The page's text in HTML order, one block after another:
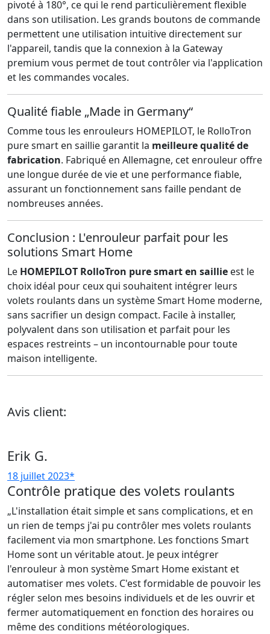
pivoté à 180°, ce qui le rend particulièrement flexible
dans son utilisation. Les grands boutons de commande
permettent une utilisation intuitive directement sur
l'appareil, tandis que la connexion à la Gateway
premium vous permet de tout contrôler via l'application
et les commandes vocales.
Qualité fiable „Made in Germany“
Comme tous les enrouleurs HOMEPILOT, le RolloTron
pure smart en saillie garantit la meilleure qualité de
fabrication. Fabriqué en Allemagne, cet enrouleur offre
une longue durée de vie et une performance fiable,
assurant un fonctionnement sans faille pendant de
nombreuses années.
Conclusion : L'enrouleur parfait pour les
solutions Smart Home
Le HOMEPILOT RolloTron pure smart en saillie est le
choix idéal pour ceux qui souhaitent intégrer leurs
volets roulants dans un système Smart Home moderne,
sans sacrifier un design compact. Facile à installer,
polyvalent dans son utilisation et parfait pour les
espaces restreints – un incontournable pour toute
maison intelligente.
Avis client:
Erik G.
18 juillet 2023*
Contrôle pratique des volets roulants
„L'installation était simple et sans complications, et en
un rien de temps j'ai pu contrôler mes volets roulants
facilement via mon smartphone. Les fonctions Smart
Home sont un véritable atout. Je peux intégrer
l'enrouleur à mon système Smart Home existant et
automatiser mes volets. C'est formidable de pouvoir les
régler selon mes besoins individuels et de les ouvrir et
fermer automatiquement en fonction des horaires ou
même des conditions météorologiques.